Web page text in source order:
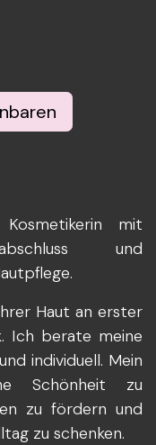
mit
und
Haut an erster
Ich berate meine
individuell. Mein
Schönheit zu
zu fördern und
zu schenken.